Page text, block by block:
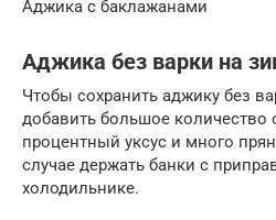
Аджика с баклажанами
Аджика без варки на
Чтобы сохранить аджику без
добавить большое количество
процентный уксус и много
случае держать банки с
холодильнике.